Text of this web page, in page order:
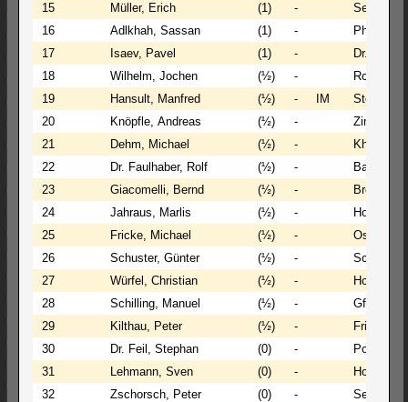
15
Müller, Erich (1) -
Sewarte,
16
Adlkhah, Sassan (1) -
Philipp,
17
Isaev, Pavel (1) -
Dr. Keil,
18
Wilhelm, Jochen (½) -
Roos,
19
Hansult, Manfred (½) - IM
Stets,
20
Knöpfle, Andreas (½) -
21
Dehm, Michael (½) -
Khalil,
22
Dr. Faulhaber, Rolf (½) -
23
Giacomelli, Bernd (½) -
24
Jahraus, Marlis (½) -
25
Fricke, Michael (½) -
Ospina
26
Schuster, Günter (½) -
27
Würfel, Christian (½) -
Hornung,
28
Schilling, Manuel (½) -
Gfrörer,
29
Kilthau, Peter (½) -
Friedrich,
30
Dr. Feil, Stephan (0) -
31
Lehmann, Sven (0) -
Holler,
32
Zschorsch, Peter (0) -
Seeger,